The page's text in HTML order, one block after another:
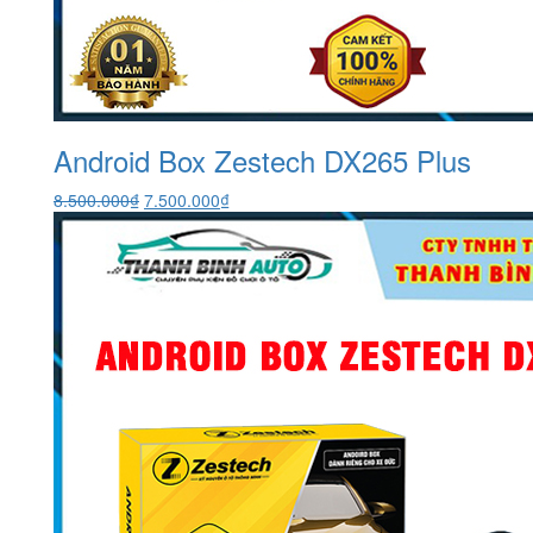
Android Box Zestech DX265 Plus
8.500.000₫ Giá
gốc
là:
8.500.000₫.
7.500.000₫Giá
hiện
tại
là: